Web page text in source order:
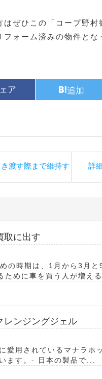
ぜひこの「コープ野村
ォーム済みの物件とな
渡す際まで維持す
詳
取に出す
の時期は、1月から3月
ために車を買う人が増え
レンジングジェル
愛用されているマナラホ
ます。- 日本の製品で...